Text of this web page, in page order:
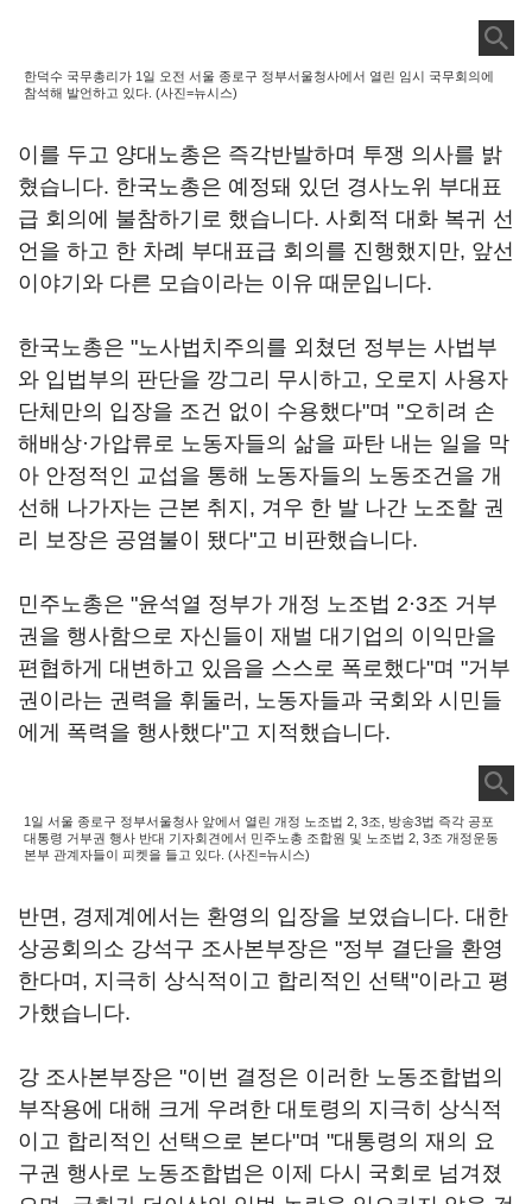
한덕수 국무총리가 1일 오전 서울 종로구 정부서울청사에서 열린 임시 국무회의에
참석해 발언하고 있다. (사진=뉴시스)
이를 두고 양대노총은 즉각반발하며 투쟁 의사를 밝
혔습니다. 한국노총은 예정돼 있던 경사노위 부대표
급 회의에 불참하기로 했습니다. 사회적 대화 복귀 선
언을 하고 한 차례 부대표급 회의를 진행했지만, 앞선
이야기와 다른 모습이라는 이유 때문입니다.
한국노총은 "노사법치주의를 외쳤던 정부는 사법부
와 입법부의 판단을 깡그리 무시하고, 오로지 사용자
단체만의 입장을 조건 없이 수용했다"며 "오히려 손
해배상·가압류로 노동자들의 삶을 파탄 내는 일을 막
아 안정적인 교섭을 통해 노동자들의 노동조건을 개
선해 나가자는 근본 취지, 겨우 한 발 나간 노조할 권
리 보장은 공염불이 됐다"고 비판했습니다.
민주노총은 "윤석열 정부가 개정 노조법 2·3조 거부
권을 행사함으로 자신들이 재벌 대기업의 이익만을
편협하게 대변하고 있음을 스스로 폭로했다"며 "거부
권이라는 권력을 휘둘러, 노동자들과 국회와 시민들
에게 폭력을 행사했다"고 지적했습니다.
1일 서울 종로구 정부서울청사 앞에서 열린 개정 노조법 2, 3조, 방송3법 즉각 공포
대통령 거부권 행사 반대 기자회견에서 민주노총 조합원 및 노조법 2, 3조 개정운동
본부 관계자들이 피켓을 들고 있다. (사진=뉴시스)
반면, 경제계에서는 환영의 입장을 보였습니다. 대한
상공회의소 강석구 조사본부장은 "정부 결단을 환영
한다며, 지극히 상식적이고 합리적인 선택"이라고 평
가했습니다.
강 조사본부장은 "이번 결정은 이러한 노동조합법의
부작용에 대해 크게 우려한 대토령의 지극히 상식적
이고 합리적인 선택으로 본다"며 "대통령의 재의 요
구권 행사로 노동조합법은 이제 다시 국회로 넘겨졌